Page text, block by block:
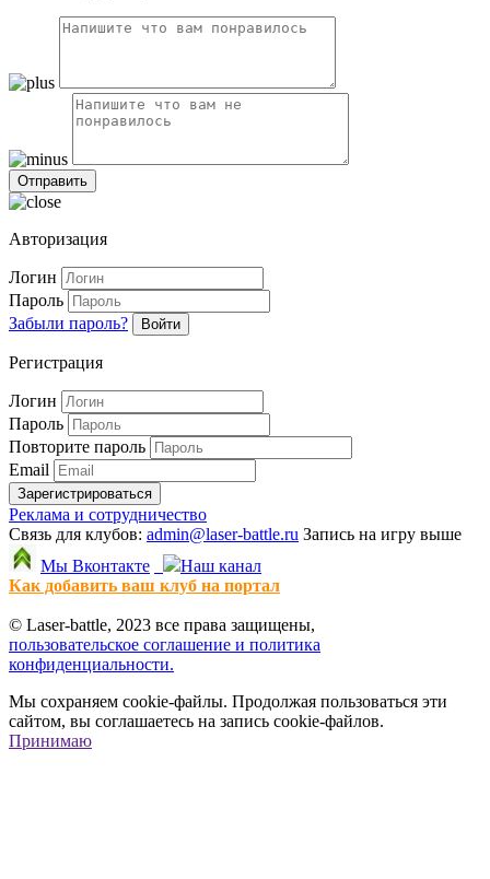
Авторизация
Логин
Пароль
Забыли пароль?
Войти
Регистрация
Логин
Пароль
Повторите пароль
Email
Зарегистрироваться
Реклама и сотрудничество
Связь для клубов: admin@laser-battle.ru Запись на игру выше
Мы Вконтакте
Наш канал
Как добавить ваш клуб на портал
© Laser-battle, 2023 все права защищены,
пользовательское соглашение и политика
конфиденциальности.
Мы сохраняем cookie-файлы. Продолжая пользоваться эти
сайтом, вы соглашаетесь на запись cookie-файлов.
Принимаю